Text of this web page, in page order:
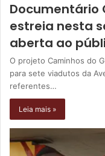
Documentário
estreia nesta
aberta ao
O projeto Caminhos do
para sete viadutos da
referentes…
Leia mais »